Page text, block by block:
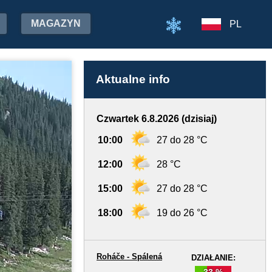
MAGAZYN PL
Aktualne info
Czwartek 6.8.2026 (dzisiaj)
10:00 27 do 28 °C
12:00 28 °C
15:00 27 do 28 °C
18:00 19 do 26 °C
DZIAŁANIE:
Roháče - Spálená